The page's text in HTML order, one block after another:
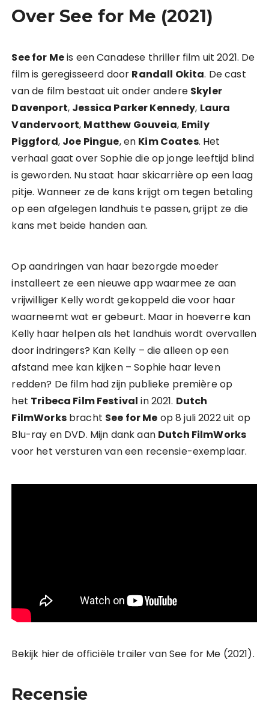
Over See for Me (2021)
See for Meis een Canadese thriller film uit 2021. De
film is geregisseerd door Randall Okita. De cast
van de film bestaat uit onder andere Skyler
Davenport, Jessica Parker Kennedy, Laura
Vandervoort, Matthew Gouveia, Emily
Piggford, Joe Pingue, en Kim Coates. Het
verhaal gaat over Sophie die op jonge leeftijd blind
is geworden. Nu staat haar skicarrière op een laag
pitje. Wanneer ze de kans krijgt om tegen betaling
op een afgelegen landhuis te passen, grijpt ze die
kans met beide handen aan.
Op aandringen van haar bezorgde moeder
installeert ze een nieuwe app waarmee ze aan
vrijwilliger Kelly wordt gekoppeld die voor haar
waarneemt wat er gebeurt. Maar in hoeverre kan
Kelly haar helpen als het landhuis wordt overvallen
door indringers? Kan Kelly – die alleen op een
afstand mee kan kijken – Sophie haar leven
redden? De film had zijn publieke première op
het Tribeca Film Festival in 2021. Dutch
FilmWorksbracht See for Me op 8 juli 2022 uit op
Blu-ray en DVD. Mijn dank aan Dutch FilmWorks
voor het versturen van een recensie-exemplaar.
Bekijk hier de officiële trailer van See for Me (2021).
Recensie